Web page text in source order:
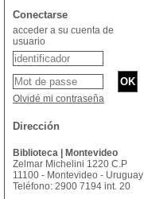
Conectarse
acceder a su cuenta de
usuario
Olvidé mi contraseña
Dirección
Biblioteca | Montevideo
Zelmar Michelini 1220 C.P
11100 - Montevideo - Uruguay
Teléfono: 2900 7194 int. 20